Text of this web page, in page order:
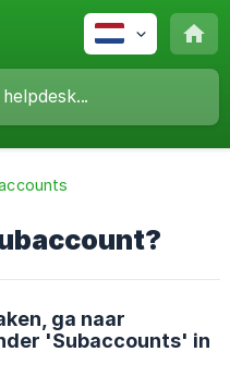
ga naar
'Subaccounts' in